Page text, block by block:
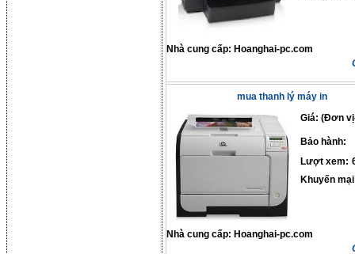
Nhà cung cấp: Hoanghai-pc.com
mua thanh lý máy in
Giá: (Đơn
Bảo hành:
Lượt xem:
Khuyến
Nhà cung cấp: Hoanghai-pc.com